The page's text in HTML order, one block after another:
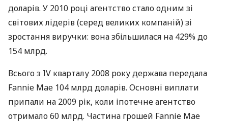
доларів. У 2010 році агентство стало одним зі
світових лідерів (серед великих компаній) зі
зростання виручки: вона збільшилася на 429% до
154 млрд.
Всього з IV кварталу 2008 року держава передала
Fannie Mae 104 млрд доларів. Основні виплати
припали на 2009 рік, коли іпотечне агентство
отримало 60 млрд. Частина грошей Fannie Mae